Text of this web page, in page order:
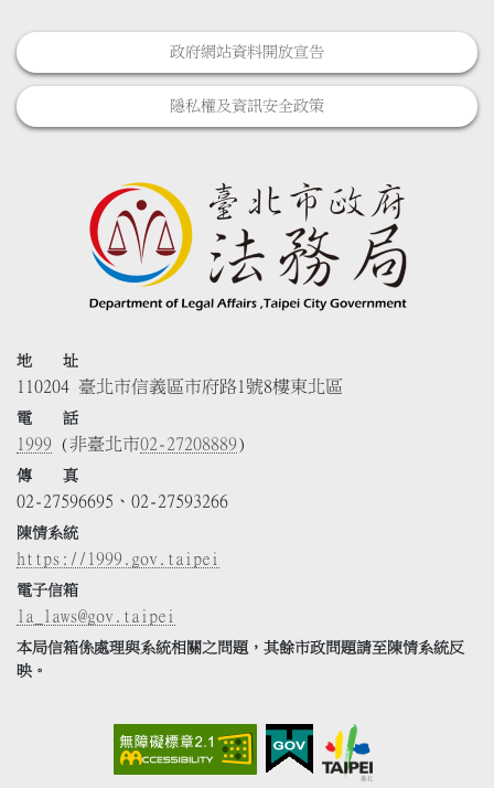
政府網站資料開放宣告
隱私權及資訊安全政策
地 址
110204 臺北市信義區市府路1號8樓東北區
電 話
1999 (非臺北市02-27208889)
傳 真
02-27596695、02-27593266
陳情系統
https://1999.gov.taipei
電子信箱
la_laws@gov.taipei
本局信箱係處理與系統相關之問題，其餘市政問題請至陳情系統反
映。